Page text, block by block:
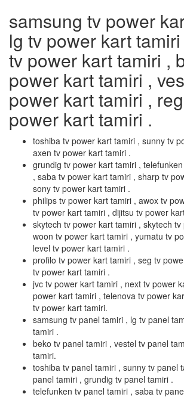
samsung tv power
lg tv power kart
tv power kart tamiri ,
power kart tamiri ,
power kart tamiri ,
power kart tamiri .
toshiba tv power kart tamiri , sunny tv
axen tv power kart tamiri .
grundig tv power kart tamiri ,
, saba tv power kart tamiri , sharp tv
sony tv power kart tamiri .
philips tv power kart tamiri , awox tv
tv power kart tamiri , dijitsu tv power
skytech tv power kart tamiri , skytech
woon tv power kart tamiri , yumatu tv
level tv power kart tamiri .
profilo tv power kart tamiri , seg tv
tv power kart tamiri .
jvc tv power kart tamiri , next tv power
power kart tamiri , telenova tv power
tv power kart tamiri.
samsung tv panel tamiri , lg tv panel
tamiri .
beko tv panel tamiri , vestel tv panel
tamiri.
toshiba tv panel tamiri , sunny tv panel
panel tamiri , grundig tv panel tamiri .
telefunken tv panel tamiri , saba tv